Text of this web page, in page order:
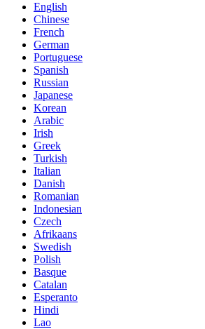
English
Chinese
French
German
Portuguese
Spanish
Russian
Japanese
Korean
Arabic
Irish
Greek
Turkish
Italian
Danish
Romanian
Indonesian
Czech
Afrikaans
Swedish
Polish
Basque
Catalan
Esperanto
Hindi
Lao